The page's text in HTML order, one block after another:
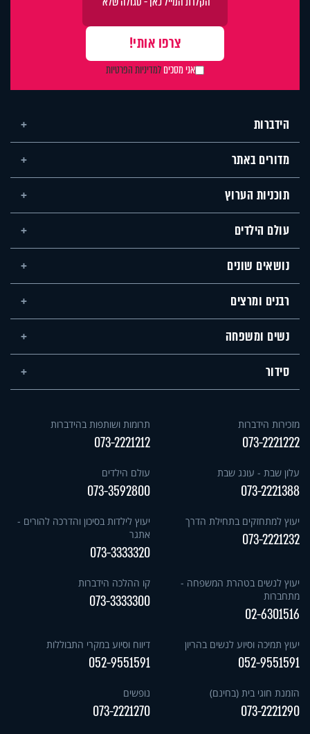
אני מסכיםלמדיניות הפרטיות
הידברות
מדורים באתר
תוכניות הערוץ
עולם הילדים
נושאים שונים
רבנים ומרצים
נשים ומשפחה
סידור
מזכירות הידברות
073-2221222
תרומות ושותפות בהידברות
073-2221212
עלון שבת - עונג שבת
073-2221388
עולם הילדים
073-3592800
יעוץ למתחזקים בתחילת הדרך
073-2221232
יעוץ לילדות בסיכון והדרכה להורים -
אתגר
073-3333320
יעוץ לנשים בטהרת המשפחה -
מתחברות
02-6301516
קו ההלכה הידברות
073-3333300
יעוץ תמיכה וסיוע לנשים בהריון
052-9551591
דיווח וסיוע במקרי התבוללות
052-9551591
הזמנת חוגי בית (בחינם)
073-2221290
נופשים
073-2221270